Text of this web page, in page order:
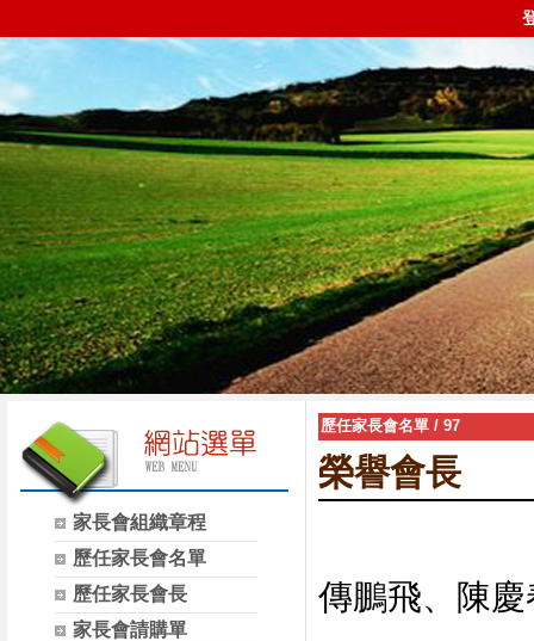
家長會組織章程
歷任家長會名單
歷任家長會長
家長會請購單
歷任家長會名單 / 97
榮譽會長
傳鵬飛、陳